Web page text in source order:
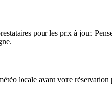
pour les prix à jour.
locale avant votre